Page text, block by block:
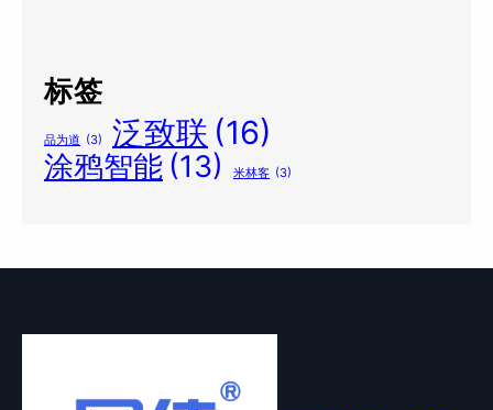
标签
品为道 (3) 泛致联 (16)
涂鸦智能 (13) 米林客 (3)